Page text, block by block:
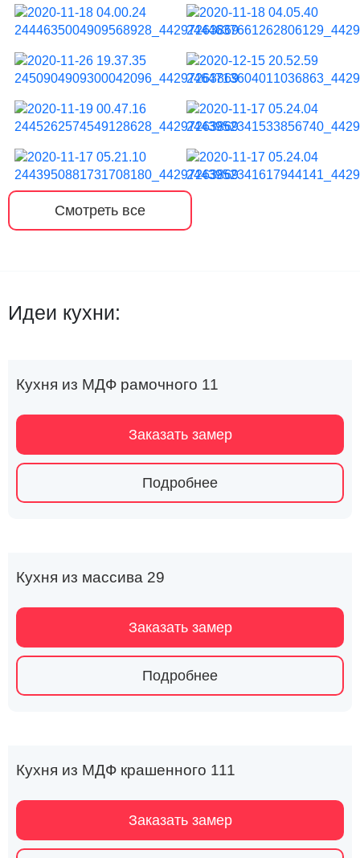
Смотреть все
Идеи кухни:
Кухня из МДФ рамочного 11
Заказать замер
Подробнее
Кухня из массива 29
Заказать замер
Подробнее
Кухня из МДФ крашенного 111
Заказать замер